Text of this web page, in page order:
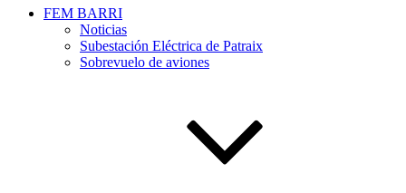
FEM BARRI
Noticias
Subestación Eléctrica de Patraix
Sobrevuelo de aviones